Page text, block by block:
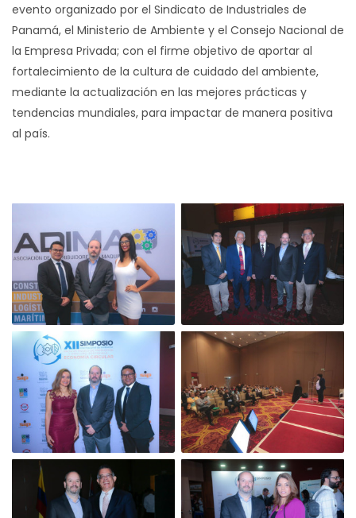
evento organizado por el Sindicato de Industriales de
Panamá, el Ministerio de Ambiente y el Consejo Nacional de
la Empresa Privada; con el firme objetivo de aportar al
fortalecimiento de la cultura de cuidado del ambiente,
mediante la actualización en las mejores prácticas y
tendencias mundiales, para impactar de manera positiva
al país.